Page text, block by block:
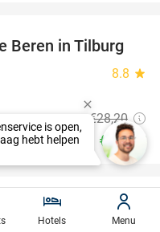
40%
Beren in Tilburg
8.8 star
€28,20
€16,95
Hotels Menu